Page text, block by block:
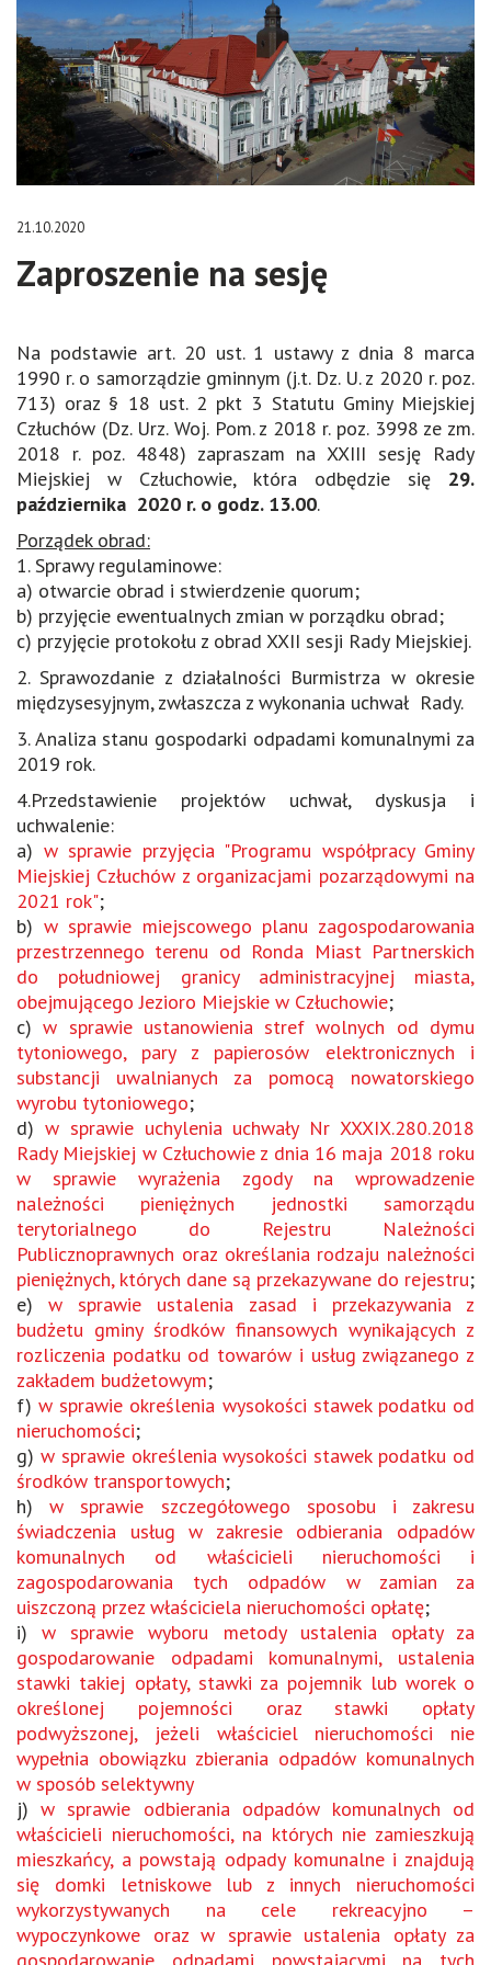
21.10.2020
Zaproszenie na sesję
Na podstawie art. 20 ust. 1 ustawy z dnia 8 marca
1990 r. o samorządzie gminnym (j.t. Dz. U. z 2020 r. poz.
713) oraz § 18 ust. 2 pkt 3 Statutu Gminy Miejskiej
Człuchów (Dz. Urz. Woj. Pom. z 2018 r. poz. 3998 ze zm.
2018 r. poz. 4848) zapraszam na XXIII sesję Rady
Miejskiej w Człuchowie, która odbędzie się 29.
października 2020 r. o godz. 13.00.
Porządek obrad:
1. Sprawy regulaminowe:
a) otwarcie obrad i stwierdzenie quorum;
b) przyjęcie ewentualnych zmian w porządku obrad;
c) przyjęcie protokołu z obrad XXII sesji Rady Miejskiej.
2. Sprawozdanie z działalności Burmistrza w okresie
międzysesyjnym, zwłaszcza z wykonania uchwał Rady.
3. Analiza stanu gospodarki odpadami komunalnymi za
2019 rok.
4.Przedstawienie projektów uchwał, dyskusja i
uchwalenie:
a) w sprawie przyjęcia "Programu współpracy Gminy
Miejskiej Człuchów z organizacjami pozarządowymi na
2021 rok";
b) w sprawie miejscowego planu zagospodarowania
przestrzennego terenu od Ronda Miast Partnerskich
do południowej granicy administracyjnej miasta,
obejmującego Jezioro Miejskie w Człuchowie;
c)w sprawie ustanowienia stref wolnych od dymu
tytoniowego, pary z papierosów elektronicznych i
substancji uwalnianych za pomocą nowatorskiego
wyrobu tytoniowego;
d) w sprawie uchylenia uchwały Nr XXXIX.280.2018
Rady Miejskiej w Człuchowie z dnia 16 maja 2018 roku
w sprawie wyrażenia zgody na wprowadzenie
należności pieniężnych jednostki samorządu
terytorialnego do Rejestru Należności
Publicznoprawnych oraz określania rodzaju należności
pieniężnych, których dane są przekazywane do rejestru;
e)w sprawie ustalenia zasad i przekazywania z
budżetu gminy środków finansowych wynikających z
rozliczenia podatku od towarów i usług związanego z
zakładem budżetowym;
f)w sprawie określenia wysokości stawek podatku od
nieruchomości;
g) w sprawie określenia wysokości stawek podatku od
środków transportowych;
h)w sprawie szczegółowego sposobu i zakresu
świadczenia usług w zakresie odbierania odpadów
komunalnych od właścicieli nieruchomości i
zagospodarowania tych odpadów w zamian za
uiszczoną przez właściciela nieruchomości opłatę;
i)w sprawie wyboru metody ustalenia opłaty za
gospodarowanie odpadami komunalnymi, ustalenia
stawki takiej opłaty, stawki za pojemnik lub worek o
określonej pojemności oraz stawki opłaty
podwyższonej, jeżeli właściciel nieruchomości nie
wypełnia obowiązku zbierania odpadów komunalnych
w sposób selektywny
j)w sprawie odbierania odpadów komunalnych od
właścicieli nieruchomości, na których nie zamieszkują
mieszkańcy, a powstają odpady komunalne i znajdują
się domki letniskowe lub z innych nieruchomości
wykorzystywanych na cele rekreacyjno –
wypoczynkowe oraz w sprawie ustalenia opłaty za
gospodarowanie odpadami powstającymi na tych